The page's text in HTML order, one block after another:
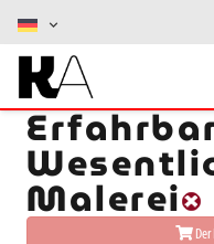
Ausfall:
Malerei
Der